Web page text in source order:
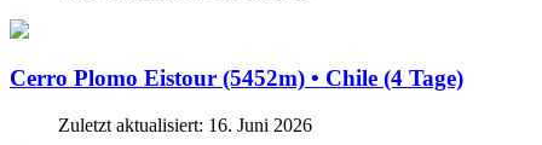
Cerro Plomo Eistour (5452m) • Chile (4 Tage)
Zuletzt aktualisiert: 16. Juni 2026